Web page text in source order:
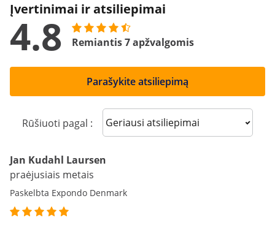
Įvertinimai ir atsiliepimai
4.8 Remiantis 7 apžvalgomis
Parašykite atsiliepimą
Rūšiuoti pagal : Sort reviews
Jan Kudahl Laursen
praėjusiais metais
Paskelbta Expondo Denmark